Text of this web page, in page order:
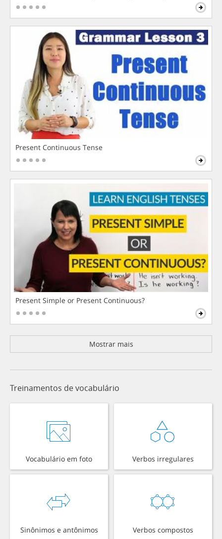
Present Continuous Tense
Present Simple or Present Continuous?
Mostrar mais
Treinamentos de vocabulário
Vocabulário em foto Verbos irregulares
Sinônimos e antônimos Verbos compostos